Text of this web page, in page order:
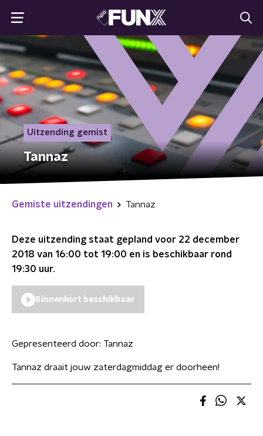
Uitzending gemist
Tannaz
Gemiste uitzendingen Tannaz
Deze uitzending staat gepland voor 22 december
2018 van 16:00 tot 19:00 en is beschikbaar rond
19:30 uur.
Binnenkort beschikbaar
Gepresenteerd door: Tannaz
Tannaz draait jouw zaterdagmiddag er doorheen!